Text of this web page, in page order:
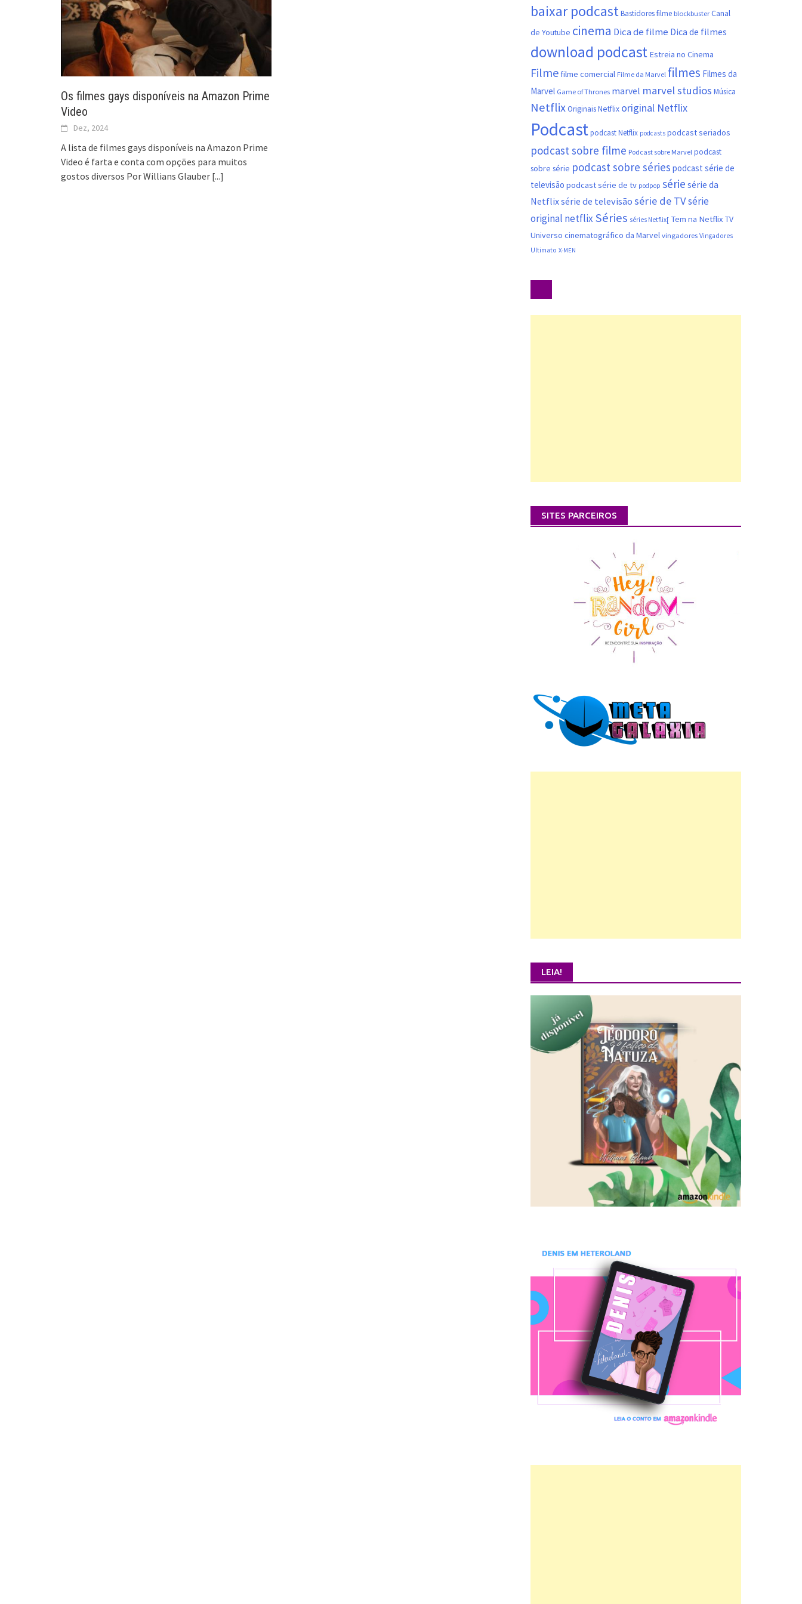
Os filmes gays disponíveis na Amazon Prime
Video
Dez, 2024
A lista de filmes gays disponíveis na Amazon Prime
Video é farta e conta com opções para muitos
gostos diversos Por Willians Glauber [...]
baixar podcastBastidores filme blockbuster Canal
de Youtube cinema Dica de filme Dica de filmes
download podcast Estreia no Cinema
Filmefilme comercial Filme da Marvel filmes Filmes da
Marvel Game of Thrones marvel marvel studios Música
NetflixOriginais Netflix original Netflix
Podcastpodcast Netflix podcasts podcast seriados
podcast sobre filme Podcast sobre Marvel podcast
sobre série podcast sobre séries podcast série de
televisão podcast série de tv podpop série série da
Netflixsérie de televisão série de TVsérie
original netflix Séries séries Netflix[ Tem na Netflix TV
Universo cinematográfico da Marvel vingadores Vingadores
Ultimato X-MEN
SITES PARCEIROS
LEIA!